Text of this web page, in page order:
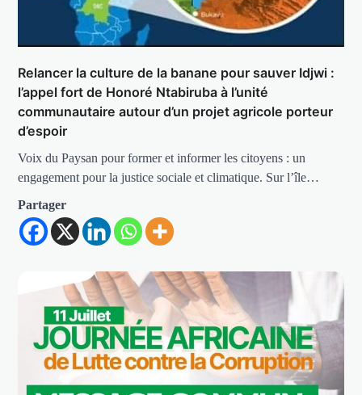
Relancer la culture de la banane pour sauver Idjwi :
l’appel fort de Honoré Ntabiruba à l’unité
communautaire autour d’un projet agricole porteur
d’espoir
Voix du Paysan pour former et informer les citoyens : un
engagement pour la justice sociale et climatique. Sur l’île…
Partager